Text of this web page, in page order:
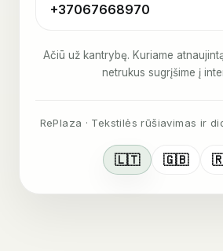
+37067668970
Ačiū už kantrybę. Kuriame
netrukus sugrįšime į
RePlaza · Tekstilės rūšiavimas ir
🇱🇹 🇬🇧